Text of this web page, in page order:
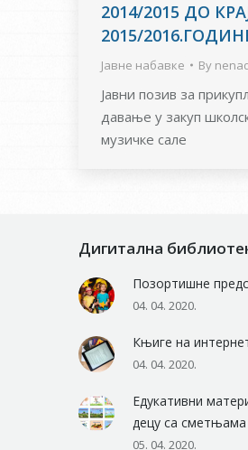
2014/2015 ДО
2015/
Јавне набавке By
Jавни позив за
давање у закуп
музичке сале
Дигитална
Позортишне
04. 04. 2020.
Књиге на
04. 04. 2020.
Едукативни
децу са сметњама
05. 04. 2020.